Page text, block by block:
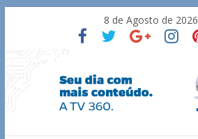
content
8 de Agosto de 2026